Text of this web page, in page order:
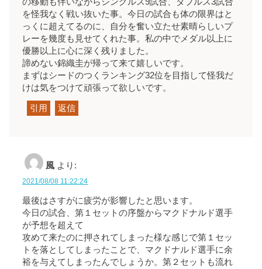
を怪我なく戦い抜いた事。今日の試合も体の限界はと
っくに超えてるのに、自分を奮い立たせ素晴らしいプ
レーを幾度も見せてくれた事。私の中でメダル以上に
優勝以上に心に深く残りました。
諦めない錦織圭が帰って来て嬉しいです。
まずはシードのつくランキング32位を目指して怪我だ
けは気をつけて頑張って欲しいです。
引用 返信
風 より:
2021/08/08 11:22:24
最後はさすがに疲労が影響したと思います。
今日の試合、第１セットの序盤からマクドナルド選手
が予想を超えて
攻めて来たのに押されてしまった様な感じで第１セッ
トを落としてしまったことで、マクドナルド選手に余
裕を与えてしまったんでしょうか。第２セットも流れ